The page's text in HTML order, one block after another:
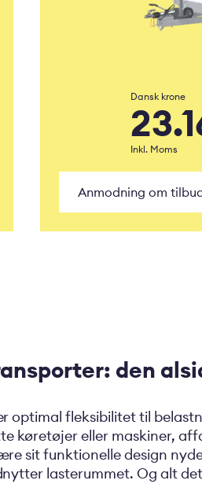
Dansk krone
Inkl. Moms
Anmodning om
den
fleksibilitet til
køretøjer eller maskiner,
sit funktionelle design
lasterummet. Og alt